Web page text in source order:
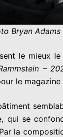
Bryan Adams
le mieux
–
le magazine
se
la